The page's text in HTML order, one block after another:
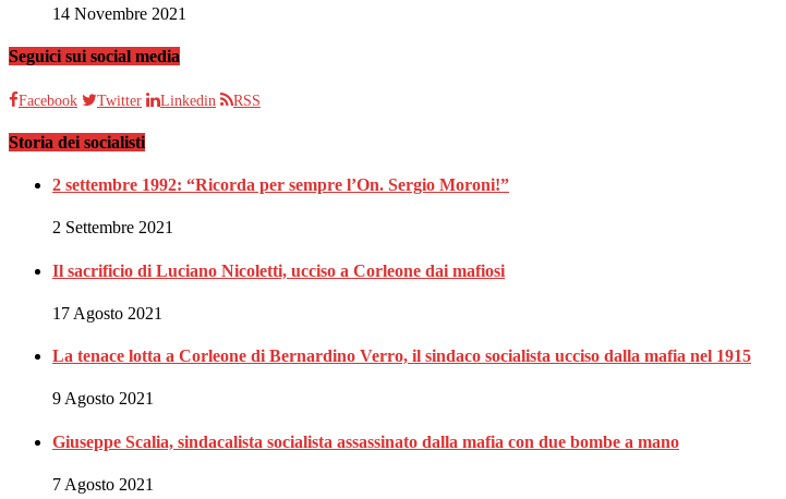
14 Novembre 2021
Seguici sui social media
Facebook Twitter Linkedin RSS
Storia dei socialisti
2 settembre 1992: “Ricorda per sempre l’On. Sergio Moroni!”
2 Settembre 2021
Il sacrificio di Luciano Nicoletti, ucciso a Corleone dai mafiosi
17 Agosto 2021
La tenace lotta a Corleone di Bernardino Verro, il sindaco socialista ucciso dalla mafia nel 1915
9 Agosto 2021
Giuseppe Scalia, sindacalista socialista assassinato dalla mafia con due bombe a mano
7 Agosto 2021